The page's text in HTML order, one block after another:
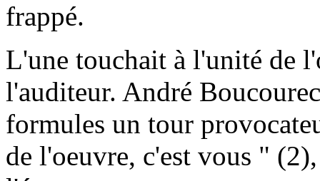
frappé.
L'une touchait à l'unité de
l'auditeur. André
formules un tour
de l'oeuvre, c'est vous "